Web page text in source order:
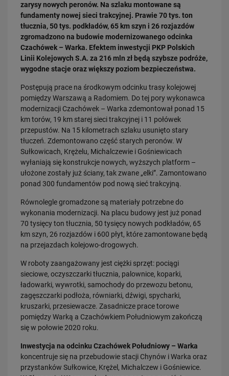
zarysy nowych peronów. Na szlaku montowane są
fundamenty nowej sieci trakcyjnej. Prawie 70 tys. ton
tłucznia, 50 tys. podkładów, 65 km szyn i 26 rozjazdów
zgromadzono na budowie modernizowanego odcinka
Czachówek – Warka. Efektem inwestycji PKP Polskich
Linii Kolejowych S.A. za 216 mln zł będą szybsze podróże,
wygodne stacje oraz większy poziom bezpieczeństwa.
Postępują prace na środkowym odcinku trasy kolejowej
pomiędzy Warszawą a Radomiem. Do tej pory wykonawca
modernizacji Czachówek – Warka zdemontował ponad 15
km torów, 19 km starej sieci trakcyjnej i 11 połówek
przepustów. Na 15 kilometrach szlaku usunięto stary
tłuczeń. Zdemontowano część starych peronów. W
Sułkowicach, Krężelu, Michalczewie i Gośniewicach
wyłaniają się konstrukcje nowych, wyższych platform –
ułożone zostały już ściany, tak zwane „elki”. Zamontowano
ponad 300 fundamentów pod nową sieć trakcyjną.
Równolegle gromadzone są materiały potrzebne do
wykonania modernizacji. Na placu budowy jest już ponad
70 tysięcy ton tłucznia, 50 tysięcy nowych podkładów, 65
km szyn, 26 rozjazdów i 600 płyt, które zamontowane będą
na przejazdach kolejowo-drogowych.
W roboty zaangażowany jest ciężki sprzęt: pociągi
sieciowe, oczyszczarki tłucznia, palownice, koparki,
ładowarki, wywrotki, samochody do przewozu betonu,
zagęszczarki podłoża, równiarki, dźwigi, spycharki,
kruszarki, przesiewacze. Zasadnicze prace torowe
pomiędzy Warką a Czachówkiem Południowym zakończą
się w połowie 2020 roku.
Inwestycja na odcinku Czachówek Południowy – Warka
koncentruje się na przebudowie stacji Chynów i Warka oraz
przystanków Sułkowice, Krężel, Michalczew i Gośniewice.
Dzięki KPO kolej zmieniła Limanową
PRZECZYTAJ
31.07.2026
Dobre zmiany dla mieszkańców Katowic. Gotowy jest ważny wiadukt
PRZECZYTAJ
30.07.2026
Nowy wiadukt w Żorach otwarty. Bezpieczniejsze przejazdy,
sprawniejsza…
PRZECZYTAJ